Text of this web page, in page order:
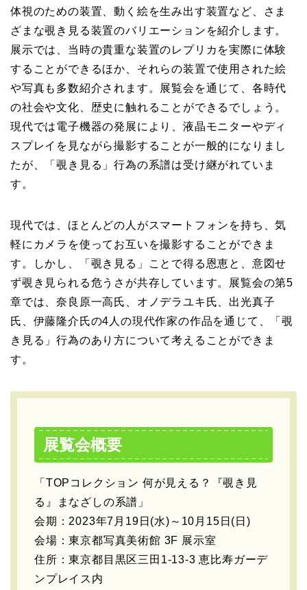
体視のための装置、動く絵を生み出す装置など、さま
ざまな覗き見る装置のバリエーションを紹介します。
展示では、当時の貴重な装置のレプリカを実際に体験
することができるほか、それらの装置で使用された絵
や写真も多数紹介されます。展覧会を通じて、各時代
の社会や文化、歴史に触れることができるでしょう。
現代では電子機器の発展により、液晶モニターやディ
スプレイを見ながら撮影することが一般的になりまし
たが、「覗き見る」行為の系譜は受け継がれていま
す。
現代では、ほとんどの人がスマートフォンを持ち、気
軽にカメラを使ってお互いを撮影することができま
す。しかし、「覗き見る」ことで得る恩恵と、意図せ
ず覗き見られる危うさが共存しています。展覧会の第5
章では、奈良原一高氏、オノデラユキ氏、出光真子
氏、伊藤隆介氏の4人の現代作家の作品を通じて、「覗
き見る」行為のあり方について考えることができま
す。
展覧会概要
「TOPコレクション 何が見える？『覗き見
る』まなざしの系譜」
会期：2023年7月19日(水)～10月15日(日)
会場：東京都写真美術館 3F 展示室
住所：東京都目黒区三田1-13-3 恵比寿ガーデ
ンプレイス内